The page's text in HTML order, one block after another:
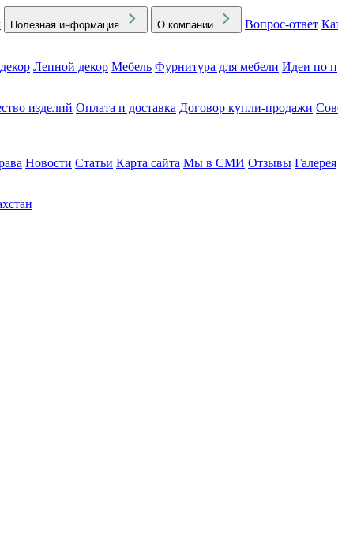
Полезная информация О компании Вопрос-ответ
Лепной декор Мебель Фурнитура для мебели Идеи по
изделий Оплата и доставка Договор купли-продажи
Новости Статьи Карта сайта Мы в СМИ Отзывы Галерея